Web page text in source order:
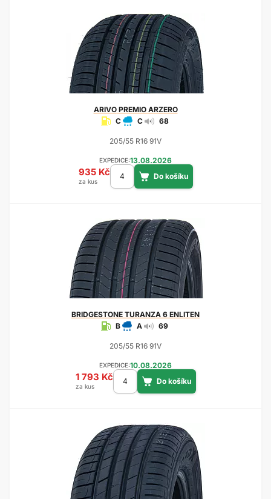
ARIVOPREMIO ARZERO
C
C 68
205/55 R16 91V
EXPEDICE:13.08.2026
935 Kč
za kus
BRIDGESTONE TURANZA 6 ENLITEN
B
A 69
205/55 R16 91V
EXPEDICE:10.08.2026
1 793 Kč
za kus